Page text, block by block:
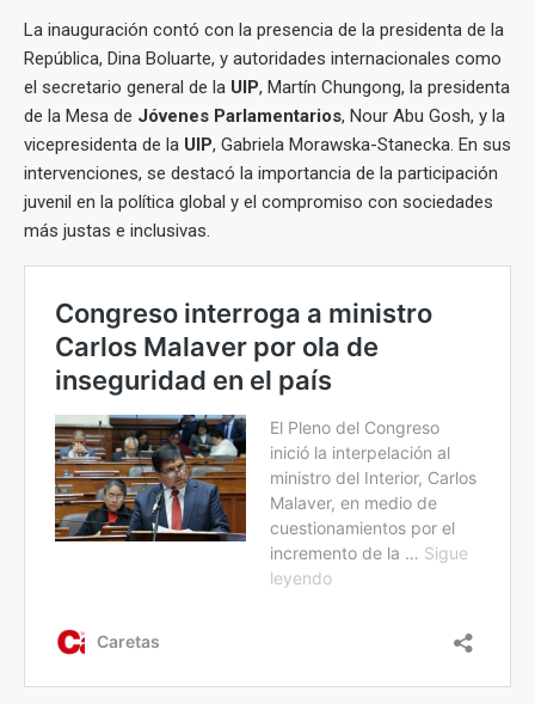
La inauguración contó con la presencia de la presidenta de la
República, Dina Boluarte, y autoridades internacionales como
el secretario general de la UIP, Martín Chungong, la presidenta
de la Mesa de Jóvenes Parlamentarios, Nour Abu Gosh, y la
vicepresidenta de la UIP, Gabriela Morawska-Stanecka. En sus
intervenciones, se destacó la importancia de la participación
juvenil en la política global y el compromiso con sociedades
más justas e inclusivas.